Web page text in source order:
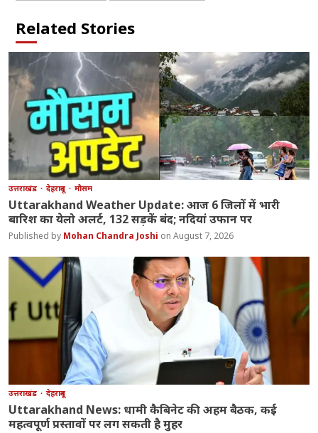
Related Stories
उत्तराखंड देहरादून मौसम
Uttarakhand Weather Update: आज 6 जिलों में भारी
बारिश का येलो अलर्ट, 132 सड़कें बंद; नदियां उफान पर
Mohan Chandra Joshi August 7, 2026
उत्तराखंड देहरादून
Uttarakhand News: धामी कैबिनेट की अहम बैठक, कई
महत्वपूर्ण प्रस्तावों पर लग सकती है मुहर